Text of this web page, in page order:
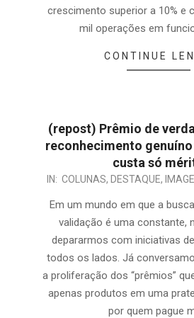
crescimento superior a 10% e
mil operações em
CONTINUE
(repost) Prêmio de
reconhecimento
custa só
IN: COLUNAS, DESTAQUE,
Em um mundo em que a
validação é uma constante,
depararmos com iniciativas
todos os lados. Já
a proliferação dos “prêmios”
apenas produtos em uma
por quem pague